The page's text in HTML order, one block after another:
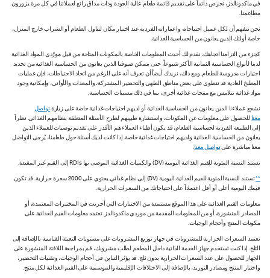
في ماكدونالدز، نحرص دائماً على تقديم قائمة طعام عالية الجودة وذات مذاق رائع لعملائنا في كل مرة يزورون
مطاعمنا.
نحن نتفهم أن لكل عميل احتياجاته واعتباراته الفردية عند اختيار مكان لتناول الطعام أو الشراب خارج المنزل،
خاصة أولئك الذين يعانون من الحساسية الغذائية.
كجزء من التزامنا اتجاهك، نقدم لك أحدث المعلومات الخاصة بالمكونات المتاحة من قبل مورّدي المواد الغذائية
لدينا لأنواع الحساسية الثمانية الأكثر شيوعاً، حتى يتمكن ضيوفنا الذين يعانون من الحساسية الغذائية من تحديد
اختيارات مدروسة للطعام. ومع ذلك، نريدك أيضاً أن تعرف أنه على الرغم من اتخاذ الاحتياطات، فإن عمليات
المطبخ العادية قد تنطوي على بعض مناطق الطهي والتحضير المشتركة، والمعدات والأواني، وإمكانية وجود
مواد غذائية تتلامس مع منتجات غذائية أخرى، بما في ذلك مسببات الحساسية.
نشجع عملاءنا الذين يعانون من الحساسية الغذائية أو لديهم احتياجات غذائية خاصة على زيارةتواصل
معنا للحصول على معلومات عن المكونات، واستشارة طبيبهم لطرح الأسئلة المتعلقة بنظامهم الغذائي. نظراً
إلى الطبيعة الفردية لحساسية الطعام، قد يكون أطباء العملاء هم الأقدر على تقديم توصيات للعملاء الذين
يعانون من الحساسية الغذائية ولديهم احتياجات غذائية خاصة. إذا كانت لديك أسئلة حول طعامنا، يُرجى التواصل
معنا مباشرة علىتواصل معنا.
تستند النسبة المئوية للقيم الغذائية اليومية (DV) والكميات الغذائية الموصى بها RDIs إلى القيم غير المقيدة.
**
تستند النسبة المئوية للقيم الغذائية اليومية (DV) إلى نظام غذائي يحتوي على 2000 سعرة حرارية. قد تكون
قيمك اليومية أعلى أو أقل اعتماداً على احتياجاتك من السعرات الحرارية.
معلومات القيم الغذائية على هذا الموقع مستمدة من الاختبارات التي أجريت في المختبرات المعتمدة، أو
المصادر المنشورة، أو من المعلومات المقدمة من موردي ماكدونالدز. تعتمد معلومات القيم الغذائية على
مكونات المنتج وأحجام الوجبات.
تعتمد السعرات الحرارية للمشروبات في جهاز توزيع المشروبات على مستويات التعبئة القياسية بالإضافة إلى
الثلج. إذا كنت تستخدم جهاز الخدمة الذاتية داخل المطعم لطلب مشروبك، قم بمراجعة اللافتة المنشورة على
الجهاز للحصول على عدد السعرات الحرارية بدون ثلج. قد يؤثر التباين في أحجام الوجبات، وتقنيات التحضير،
واختبار المنتج ومصادر التوريد، بالإضافة إلى الاختلافات الإقليمية والموسمية على القيم الغذائية لكل منتج.